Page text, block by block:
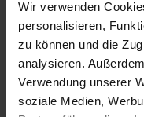
Wir verwenden
personalisieren,
zu können und die
analysieren.
Verwendung unserer
soziale Medien,
Art Türen –
Ausstattung –
Breite Kommodemit
denen Sie bequem